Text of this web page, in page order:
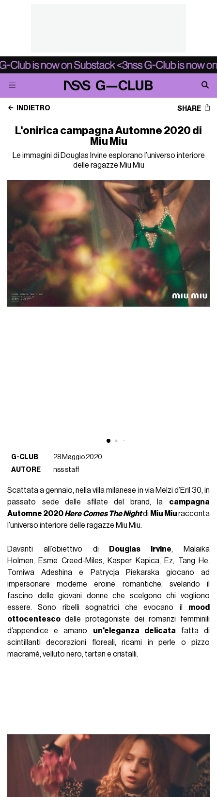
INDIETRO SHARE
L'onirica campagna Automne 2020 di
Miu Miu
Le immagini di Douglas Irvine esplorano l’universo interiore
delle ragazze Miu Miu
G-CLUB
28 Maggio 2020
AUTORE
nss staff
Scattata a gennaio, nella villa milanese in via Melzi d’Eril 30, in
passato sede delle sfilate del brand, la campagna
Automne 2020Here Comes The Nightdi Miu Miuracconta
l’universo interiore delle ragazze Miu Miu.
Davanti all’obiettivo di Douglas Irvine, Malaika
Holmen, Esme Creed-Miles, Kasper Kapica, Ez, Tang He,
Tomiwa Adeshina e Patrycja Piekarska giocano ad
impersonare moderne eroine romantiche, svelando il
fascino delle giovani donne che scelgono chi vogliono
essere. Sono ribelli sognatrici che evocano il mood
ottocentesco delle protagoniste dei romanzi femminili
d’appendice e amano un'eleganza delicata fatta di
scintillanti decorazioni floreali, ricami in perle o pizzo
macramé, velluto nero, tartan e cristalli.